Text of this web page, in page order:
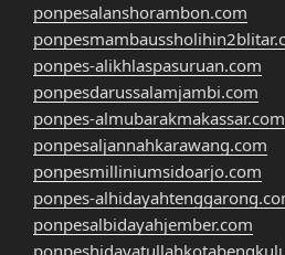
ponpesalanshorambon.com
ponpes-alikhlaspasuruan.com
ponpesdarussalamjambi.com
ponpes-almubarakmakassar.com
ponpesaljannahkarawang.com
ponpesmilliniumsidoarjo.com
ponpes-
ponpesalbidayahjember.com